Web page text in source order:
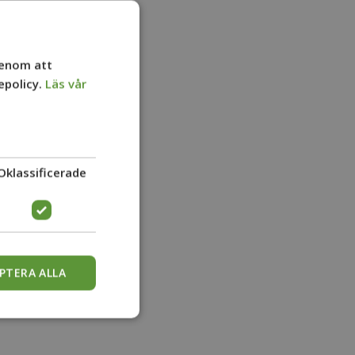
lätt direkt efter
områden. Kräver
att
Läs vår
ALLA